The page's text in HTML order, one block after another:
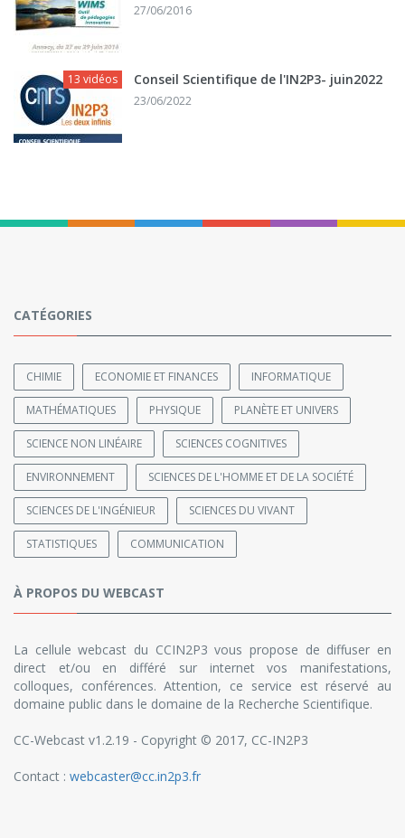
27/06/2016
13 vidéos Conseil Scientifique de l'IN2P3- juin2022
23/06/2022
CATÉGORIES
CHIMIE ECONOMIE ET FINANCES INFORMATIQUE
MATHÉMATIQUES PHYSIQUE PLANÈTE ET UNIVERS
SCIENCE NON LINÉAIRE SCIENCES COGNITIVES
ENVIRONNEMENT SCIENCES DE L'HOMME ET DE LA SOCIÉTÉ
SCIENCES DE L'INGÉNIEUR SCIENCES DU VIVANT
STATISTIQUES COMMUNICATION
À PROPOS DU WEBCAST
La cellule webcast du CCIN2P3 vous propose de diffuser en
direct et/ou en différé sur internet vos manifestations,
colloques, conférences. Attention, ce service est réservé au
domaine public dans le domaine de la Recherche Scientifique.
CC-Webcast v1.2.19 - Copyright © 2017, CC-IN2P3
Contact : webcaster@cc.in2p3.fr